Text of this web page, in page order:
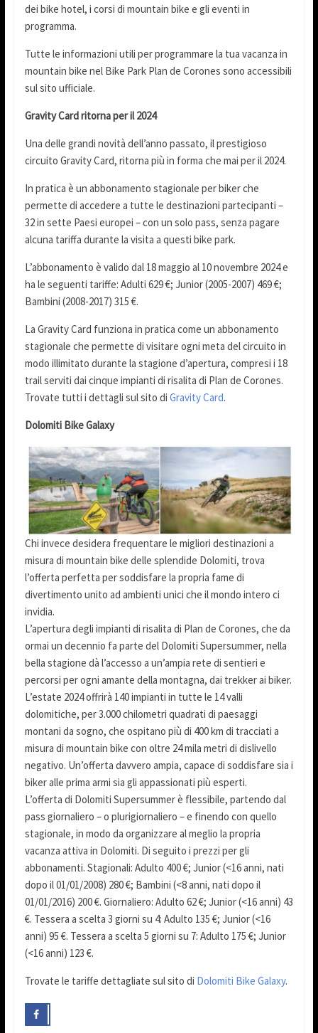
dei bike hotel, i corsi di mountain bike e gli eventi in
programma.
Tutte le informazioni utili per programmare la tua vacanza in
mountain bike nel Bike Park Plan de Corones sono accessibili
sul sito ufficiale.
Gravity Card ritorna per il 2024
Una delle grandi novità dell’anno passato, il prestigioso
circuito Gravity Card, ritorna più in forma che mai per il 2024.
In pratica è un abbonamento stagionale per biker che
permette di accedere a tutte le destinazioni partecipanti –
32 in sette Paesi europei – con un solo pass, senza pagare
alcuna tariffa durante la visita a questi bike park.
L’abbonamento è valido dal 18 maggio al 10 novembre 2024 e
ha le seguenti tariffe: Adulti 629 €; Junior (2005-2007) 469 €;
Bambini (2008-2017) 315 €.
La Gravity Card funziona in pratica come un abbonamento
stagionale che permette di visitare ogni meta del circuito in
modo illimitato durante la stagione d’apertura, compresi i 18
trail serviti dai cinque impianti di risalita di Plan de Corones.
Trovate tutti i dettagli sul sito di Gravity Card.
Dolomiti Bike Galaxy
Chi invece desidera frequentare le migliori destinazioni a
misura di mountain bike delle splendide Dolomiti, trova
l’offerta perfetta per soddisfare la propria fame di
divertimento unito ad ambienti unici che il mondo intero ci
invidia.
L’apertura degli impianti di risalita di Plan de Corones, che da
ormai un decennio fa parte del Dolomiti Supersummer, nella
bella stagione dà l’accesso a un’ampia rete di sentieri e
percorsi per ogni amante della montagna, dai trekker ai biker.
L’estate 2024 offrirà 140 impianti in tutte le 14 valli
dolomitiche, per 3.000 chilometri quadrati di paesaggi
montani da sogno, che ospitano più di 400 km di tracciati a
misura di mountain bike con oltre 24 mila metri di dislivello
negativo. Un’offerta davvero ampia, capace di soddisfare sia i
biker alle prima armi sia gli appassionati più esperti.
L’offerta di Dolomiti Supersummer è flessibile, partendo dal
pass giornaliero – o plurigiornaliero – e finendo con quello
stagionale, in modo da organizzare al meglio la propria
vacanza attiva in Dolomiti. Di seguito i prezzi per gli
abbonamenti. Stagionali: Adulto 400 €; Junior (<16 anni, nati
dopo il 01/01/2008) 280 €; Bambini (<8 anni, nati dopo il
01/01/2016) 200 €. Giornaliero: Adulto 62 €; Junior (<16 anni) 43
€. Tessera a scelta 3 giorni su 4: Adulto 135 €; Junior (<16
anni) 95 €. Tessera a scelta 5 giorni su 7: Adulto 175 €; Junior
(<16 anni) 123 €.
Trovate le tariffe dettagliate sul sito di Dolomiti Bike Galaxy.